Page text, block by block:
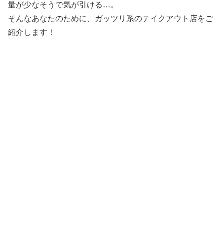
量が少なそうで気が引ける…。
そんなあなたのために、ガッツリ系のテイクアウト店をご
紹介します！